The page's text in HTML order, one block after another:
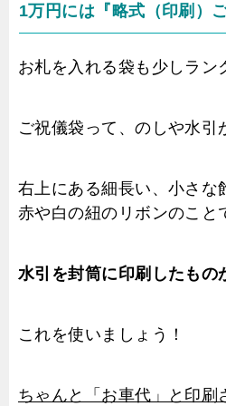
1万円には『略式（印刷）
お札を入れる袋も少しラン
ご祝儀袋って、のしや水引
右上にある細長い、小さな
赤や白の紐のリボンのこと
水引を封筒に印刷したもの
これを使いましょう！
ちゃんと「お車代」と印刷